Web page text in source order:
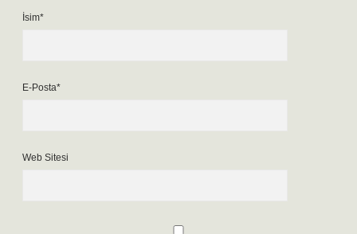
İsim*
E-Posta*
Web Sitesi